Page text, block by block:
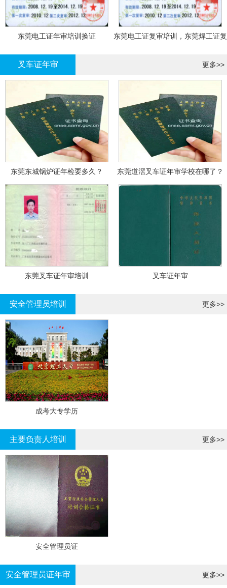
东莞电工证年审培训换证
东莞电工证复审培训，东莞焊工证复
叉车证年审 更多>>
东莞东城锅炉证年检要多久？ 东莞道滘叉车证年审学校在哪了？
东莞叉车证年审培训 叉车证年审
安全管理员培训 更多>>
成考大专学历
主要负责人培训 更多>>
安全管理员证
安全管理员证年审 更多>>